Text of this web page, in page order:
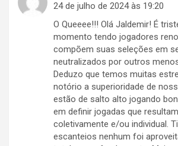
24 de julho de 2024 às 19:20
O Queeee!!! Olá Jaldemir! É
momento tendo jogadores
compõem suas seleções em
neutralizados por outros
Deduzo que temos muitas
notório a superioridade de
estão de salto alto jogando
em definir jogadas que
coletivamente e/ou individual.
escanteios nenhum foi